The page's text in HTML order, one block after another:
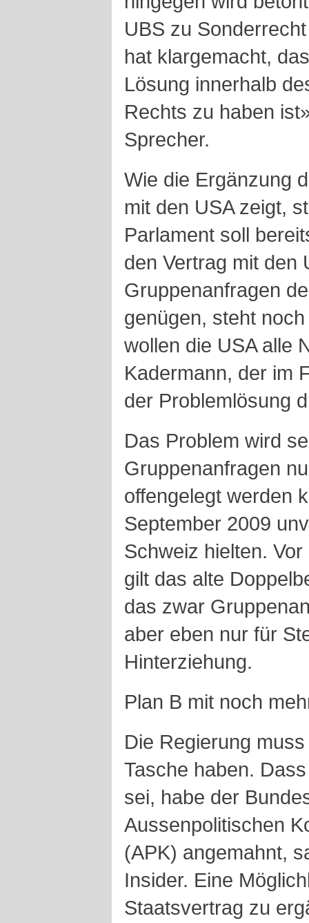
UBS zu
hat klargemacht,
Lösung innerhalb
Rechts zu haben
Sprecher.
Wie die Ergänzung
mit den USA zeigt,
Parlament soll
den Vertrag mit den
Gruppenanfragen
genügen, steht
wollen die USA alle
Kadermann, der im
der Problemlösung
Das Problem wird
Gruppenanfragen
offengelegt werden
September 2009
Schweiz hielten.
gilt das alte
das zwar
aber eben nur für
Hinterziehung.
Plan B mit noch
Die Regierung
Tasche haben.
sei, habe der
Aussenpolitischen
(APK) angemahnt,
Insider. Eine
Staatsvertrag zu